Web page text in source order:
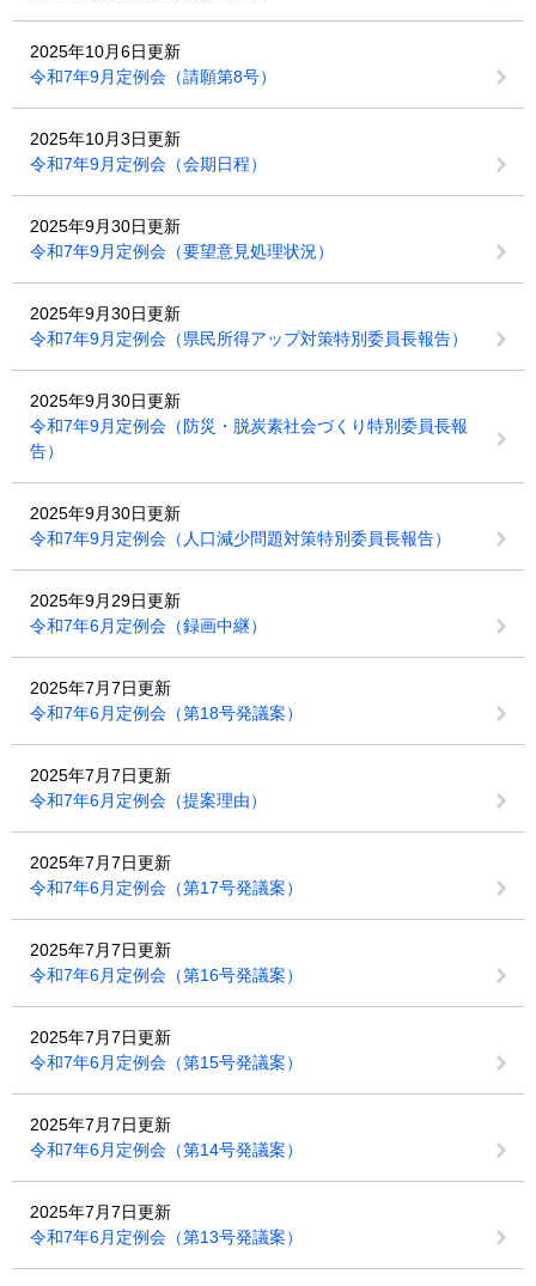
2025年10月6日更新
令和7年9月定例会（請願第8号）
2025年10月3日更新
令和7年9月定例会（会期日程）
2025年9月30日更新
令和7年9月定例会（要望意見処理状況）
2025年9月30日更新
令和7年9月定例会（県民所得アップ対策特別委員長報告）
2025年9月30日更新
令和7年9月定例会（防災・脱炭素社会づくり特別委員長報
告）
2025年9月30日更新
令和7年9月定例会（人口減少問題対策特別委員長報告）
2025年9月29日更新
令和7年6月定例会（録画中継）
2025年7月7日更新
令和7年6月定例会（第18号発議案）
2025年7月7日更新
令和7年6月定例会（提案理由）
2025年7月7日更新
令和7年6月定例会（第17号発議案）
2025年7月7日更新
令和7年6月定例会（第16号発議案）
2025年7月7日更新
令和7年6月定例会（第15号発議案）
2025年7月7日更新
令和7年6月定例会（第14号発議案）
2025年7月7日更新
令和7年6月定例会（第13号発議案）